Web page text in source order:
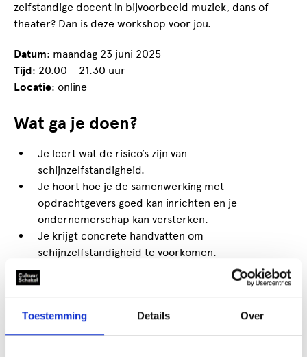
Toestemming Details Over
zelfstandige docent in bijvoorbeeld muziek, dans of
theater? Dan is deze workshop voor jou.
Datum: maandag 23 juni 2025
Tijd: 20.00 – 21.30 uur
Locatie: online
Wat ga je doen?
Je leert wat de risico’s zijn van
schijnzelfstandigheid.
Je hoort hoe je de samenwerking met
opdrachtgevers goed kan inrichten en je
ondernemerschap kan versterken.
Je krijgt concrete handvatten om
schijnzelfstandigheid te voorkomen.
Begeleiding: Bastiaan van Rossum, jurist bij
die onderzoek deed naar zzp’ers aan de Universiteit
Tilburg.